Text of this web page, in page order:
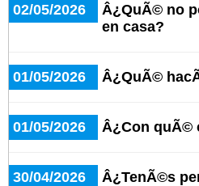
02/05/2026
Â¿QuÃ© no
en casa?
01/05/2026 Â¿QuÃ©
01/05/2026 Â¿Con quÃ©
30/04/2026 Â¿TenÃ©s